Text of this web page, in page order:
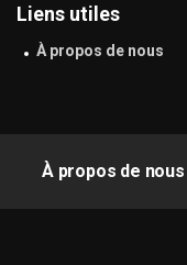
Liens utiles
À propos de nous
À propos de nous